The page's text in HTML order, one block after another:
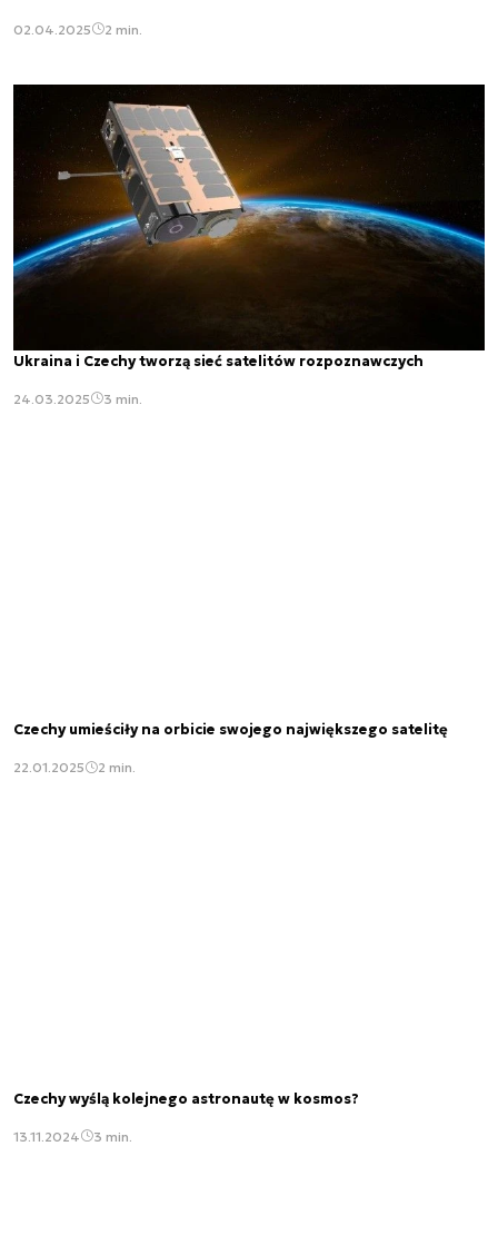
02.04.2025 2 min.
Ukraina i Czechy tworzą sieć satelitów rozpoznawczych
24.03.2025 3 min.
Czechy umieściły na orbicie swojego największego satelitę
22.01.2025 2 min.
Czechy wyślą kolejnego astronautę w kosmos?
13.11.2024 3 min.